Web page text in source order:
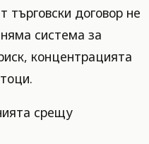
търговски договор не
система за
концентрацията
срещу